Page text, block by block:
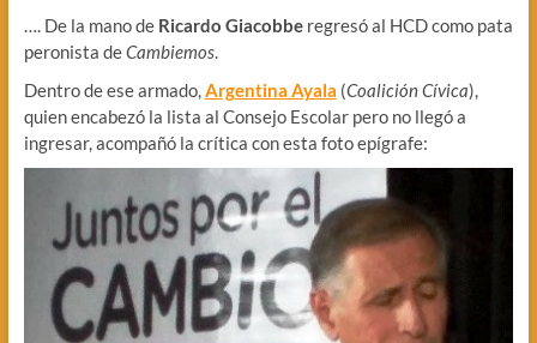
…. De la mano de Ricardo Giacobberegresó al HCD como pata
peronista deCambiemos.
Dentro de ese armado,Argentina Ayala (Coalición Cívica),
quien encabezó la lista al Consejo Escolar pero no llegó a
ingresar, acompañó la crítica con esta foto epígrafe: